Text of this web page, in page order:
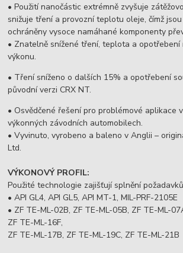
• Použití nanočástic extrémně zvyšuje
snižuje tření a provozní teplotu oleje, čímž
ochráněny vysoce namáhané komponenty
• Znatelně snížené tření, teplota a
výkonu.
• Tření sníženo o dalších 15% a opotřebení
původní verzi CRX NT.
• Osvědčené řešení pro problémové aplikace
výkonných závodních automobilech.
• Vyvinuto, vyrobeno a baleno v Anglii –
Ltd.
VÝKONOVÝ PROFIL:
Použité technologie zajišťují splnění požadavků
• API GL4, API GL5, API MT-1, MIL-PRF-2105E
• ZF TE-ML-02B, ZF TE-ML-05B, ZF TE-ML-
ZF TE-ML-16F,
ZF TE-ML-17B, ZF TE-ML-19C, ZF TE-ML-21B